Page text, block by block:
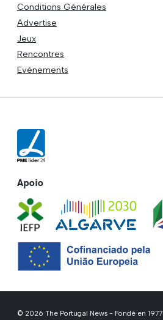
Conditions Générales
Advertise
Jeux
Rencontres
Evénements
Apoio
© 2026 The Portugal News - Fondé en 1977